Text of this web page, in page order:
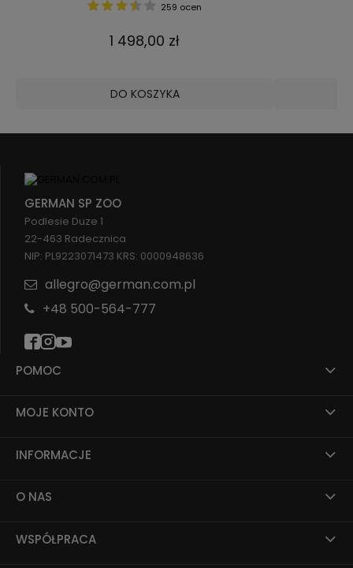
149 ocen
4 699,00 zł
DO KOSZYKA
POMOC
MOJE KONTO
INFORMACJE
O NAS
WSPÓŁPRACA
GERMAN SP ZOO
Podlesie Duze 1
22-463 Radecznica
NIP: PL9223071473 KRS: 0000948636
allegro@german.com.pl
+48 500-564-777